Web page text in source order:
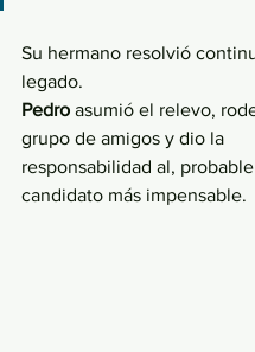
Su hermano resolvió
legado.
Pedro asumió el relevo,
grupo de amigos y dio la
responsabilidad al,
candidato más impensable.